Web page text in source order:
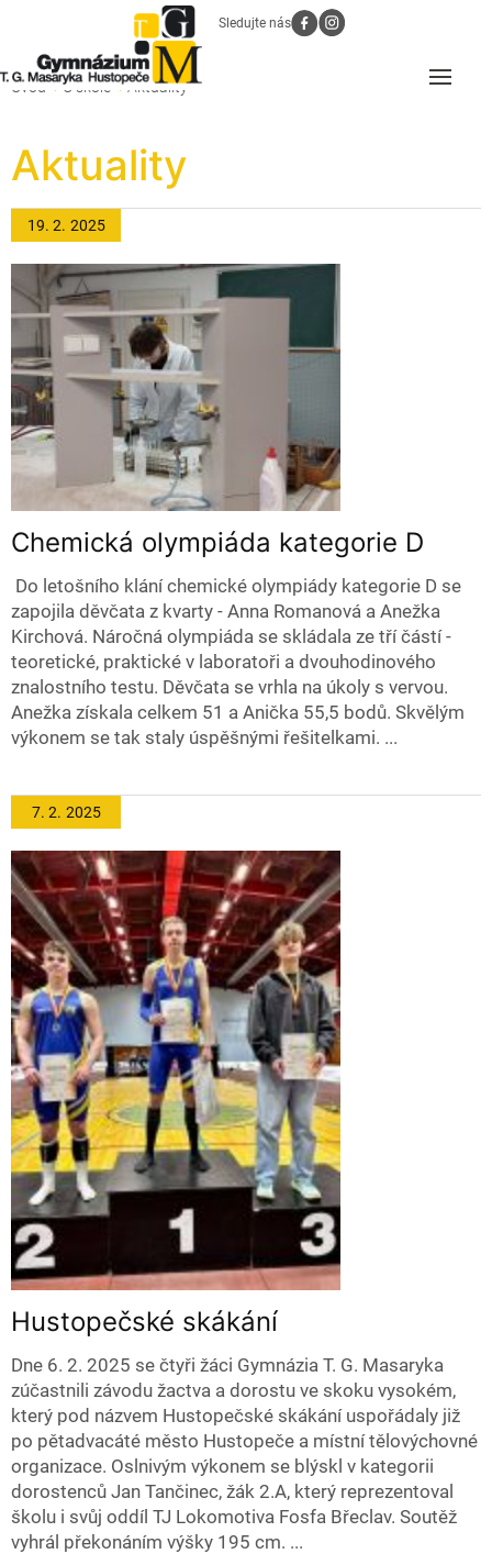
Sledujte nás
Úvod O škole Aktuality
Aktuality
19. 2. 2025
Chemická olympiáda kategorie D
Do letošního klání chemické olympiády kategorie D se
zapojila děvčata z kvarty - Anna Romanová a Anežka
Kirchová. Náročná olympiáda se skládala ze tří částí -
teoretické, praktické v laboratoři a dvouhodinového
znalostního testu. Děvčata se vrhla na úkoly s vervou.
Anežka získala celkem 51 a Anička 55,5 bodů. Skvělým
výkonem se tak staly úspěšnými řešitelkami. ...
7. 2. 2025
Hustopečské skákání
Dne 6. 2. 2025 se čtyři žáci Gymnázia T. G. Masaryka
zúčastnili závodu žactva a dorostu ve skoku vysokém,
který pod názvem Hustopečské skákání uspořádaly již
po pětadvacáté město Hustopeče a místní tělovýchovné
organizace. Oslnivým výkonem se blýskl v kategorii
dorostenců Jan Tančinec, žák 2.A, který reprezentoval
školu i svůj oddíl TJ Lokomotiva Fosfa Břeclav. Soutěž
vyhrál překonáním výšky 195 cm. ...